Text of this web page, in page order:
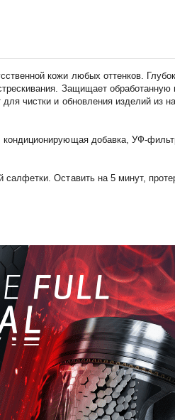
кожи любых оттенков.
Защищает
чистки и обновления изделий из
кондиционирующая добавка, УФ-
Оставить на 5 минут,